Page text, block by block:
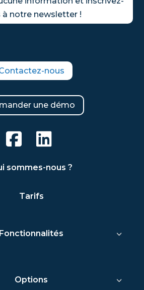
à notre newsletter !
nous
une démo
sommes-nous ?
Tarifs
Fonctionnalités
Options